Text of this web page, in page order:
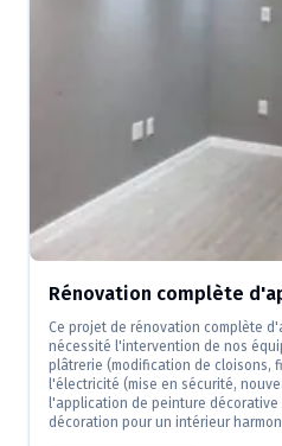
Rénovation complète
Ce projet de rénovation complète
nécessité l'intervention de nos
plâtrerie (modification de cloisons,
l'électricité (mise en sécurité,
l'application de peinture
décoration pour un intérieur